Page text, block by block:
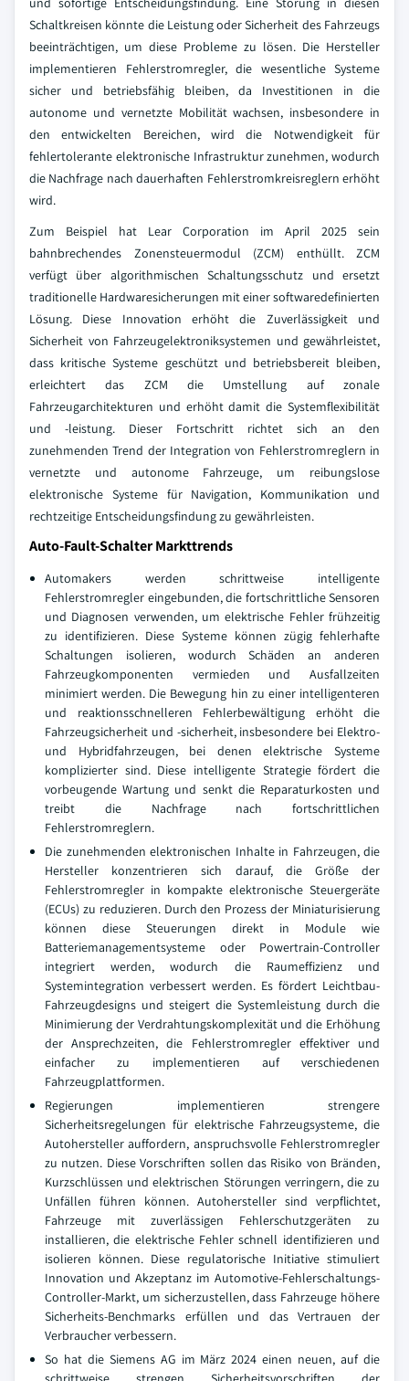
Schaltkreisen könnte die Leistung oder Sicherheit des Fahrzeugs
beeinträchtigen, um diese Probleme zu lösen. Die Hersteller
implementieren Fehlerstromregler, die wesentliche Systeme
sicher und betriebsfähig bleiben, da Investitionen in die
autonome und vernetzte Mobilität wachsen, insbesondere in
den entwickelten Bereichen, wird die Notwendigkeit für
fehlertolerante elektronische Infrastruktur zunehmen, wodurch
die Nachfrage nach dauerhaften Fehlerstromkreisreglern erhöht
wird.
Zum Beispiel hat Lear Corporation im April 2025 sein
bahnbrechendes Zonensteuermodul (ZCM) enthüllt. ZCM
verfügt über algorithmischen Schaltungsschutz und ersetzt
traditionelle Hardwaresicherungen mit einer softwaredefinierten
Lösung. Diese Innovation erhöht die Zuverlässigkeit und
Sicherheit von Fahrzeugelektroniksystemen und gewährleistet,
dass kritische Systeme geschützt und betriebsbereit bleiben,
erleichtert das ZCM die Umstellung auf zonale
Fahrzeugarchitekturen und erhöht damit die Systemflexibilität
und -leistung. Dieser Fortschritt richtet sich an den
zunehmenden Trend der Integration von Fehlerstromreglern in
vernetzte und autonome Fahrzeuge, um reibungslose
elektronische Systeme für Navigation, Kommunikation und
rechtzeitige Entscheidungsfindung zu gewährleisten.
Auto-Fault-Schalter Markttrends
Automakers werden schrittweise intelligente
Fehlerstromregler eingebunden, die fortschrittliche Sensoren
und Diagnosen verwenden, um elektrische Fehler frühzeitig
zu identifizieren. Diese Systeme können zügig fehlerhafte
Schaltungen isolieren, wodurch Schäden an anderen
Fahrzeugkomponenten vermieden und Ausfallzeiten
minimiert werden. Die Bewegung hin zu einer intelligenteren
und reaktionsschnelleren Fehlerbewältigung erhöht die
Fahrzeugsicherheit und -sicherheit, insbesondere bei Elektro-
und Hybridfahrzeugen, bei denen elektrische Systeme
komplizierter sind. Diese intelligente Strategie fördert die
vorbeugende Wartung und senkt die Reparaturkosten und
treibt die Nachfrage nach fortschrittlichen
Fehlerstromreglern.
Die zunehmenden elektronischen Inhalte in Fahrzeugen, die
Hersteller konzentrieren sich darauf, die Größe der
Fehlerstromregler in kompakte elektronische Steuergeräte
(ECUs) zu reduzieren. Durch den Prozess der Miniaturisierung
können diese Steuerungen direkt in Module wie
Batteriemanagementsysteme oder Powertrain-Controller
integriert werden, wodurch die Raumeffizienz und
Systemintegration verbessert werden. Es fördert Leichtbau-
Fahrzeugdesigns und steigert die Systemleistung durch die
Minimierung der Verdrahtungskomplexität und die Erhöhung
der Ansprechzeiten, die Fehlerstromregler effektiver und
einfacher zu implementieren auf verschiedenen
Fahrzeugplattformen.
Regierungen implementieren strengere
Sicherheitsregelungen für elektrische Fahrzeugsysteme, die
Autohersteller auffordern, anspruchsvolle Fehlerstromregler
zu nutzen. Diese Vorschriften sollen das Risiko von Bränden,
Kurzschlüssen und elektrischen Störungen verringern, die zu
Unfällen führen können. Autohersteller sind verpflichtet,
Fahrzeuge mit zuverlässigen Fehlerschutzgeräten zu
installieren, die elektrische Fehler schnell identifizieren und
isolieren können. Diese regulatorische Initiative stimuliert
Innovation und Akzeptanz im Automotive-Fehlerschaltungs-
Controller-Markt, um sicherzustellen, dass Fahrzeuge höhere
Sicherheits-Benchmarks erfüllen und das Vertrauen der
Verbraucher verbessern.
So hat die Siemens AG im März 2024 einen neuen, auf die